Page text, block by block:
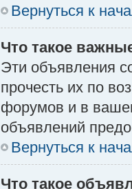
Вернуться к
Что такое
Эти объявления
прочесть их по
форумов и в
объявлений
Вернуться к
Что такое